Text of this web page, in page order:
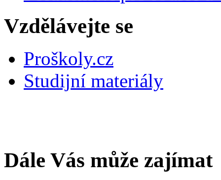
Vzdělávejte se
Proškoly.cz
Studijní materiály
Dále Vás může zajímat